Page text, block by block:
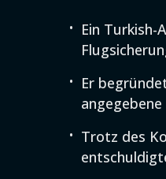
Ein
Er
Trotz des